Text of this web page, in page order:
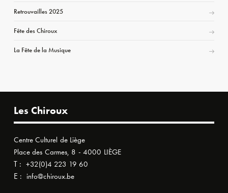
Retrouvailles 2025
Fête des Chiroux
La Fête de la Musique
Les Chiroux
Centre Culturel de Liège
Place des Carmes, 8 - 4000 LIÈGE
T : +32(0)4 223 19 60
E : info@chiroux.be